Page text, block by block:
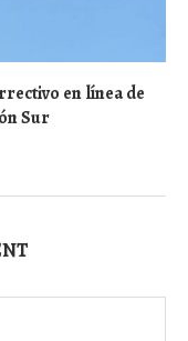
en línea de
Sur